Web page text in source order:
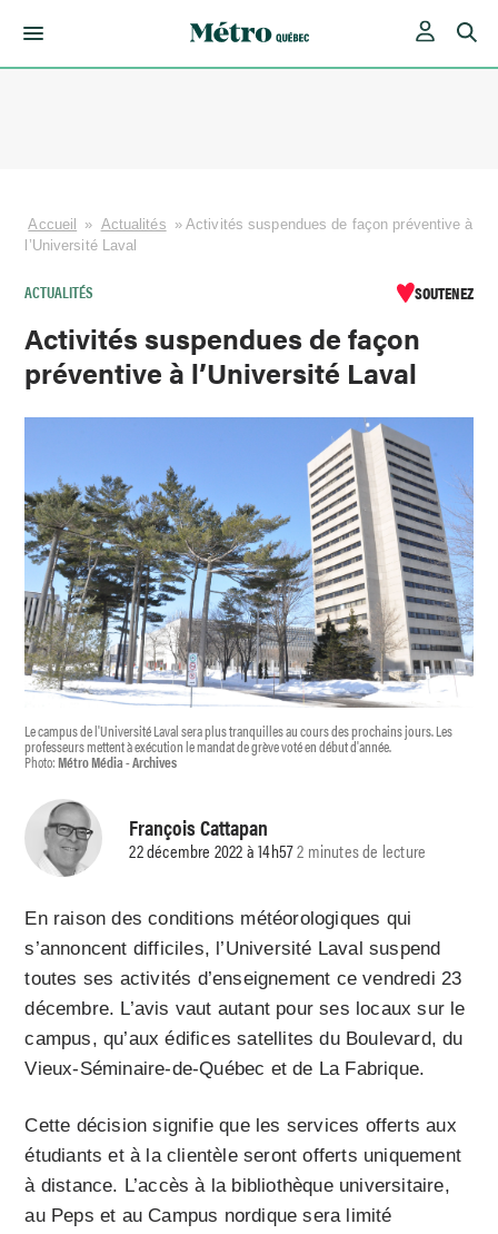
Accueil » Actualités » Activités suspendues de façon préventive à
l’Université Laval
ACTUALITÉS SOUTENEZ
Activités suspendues de façon
préventive à l’Université Laval
Le campus de l'Université Laval sera plus tranquilles au cours des prochains jours. Les
professeurs mettent à exécution le mandat de grève voté en début d'année.
Photo:Métro Média - Archives
François Cattapan
22 décembre 2022 à 14h572 minutes de lecture
En raison des conditions météorologiques qui
s’annoncent difficiles, l’Université Laval suspend
toutes ses activités d’enseignement ce vendredi 23
décembre. L’avis vaut autant pour ses locaux sur le
campus, qu’aux édifices satellites du Boulevard, du
Vieux-Séminaire-de-Québec et de La Fabrique.
Cette décision signifie que les services offerts aux
étudiants et à la clientèle seront offerts uniquement
à distance. L’accès à la bibliothèque universitaire,
au Peps et au Campus nordique sera limité